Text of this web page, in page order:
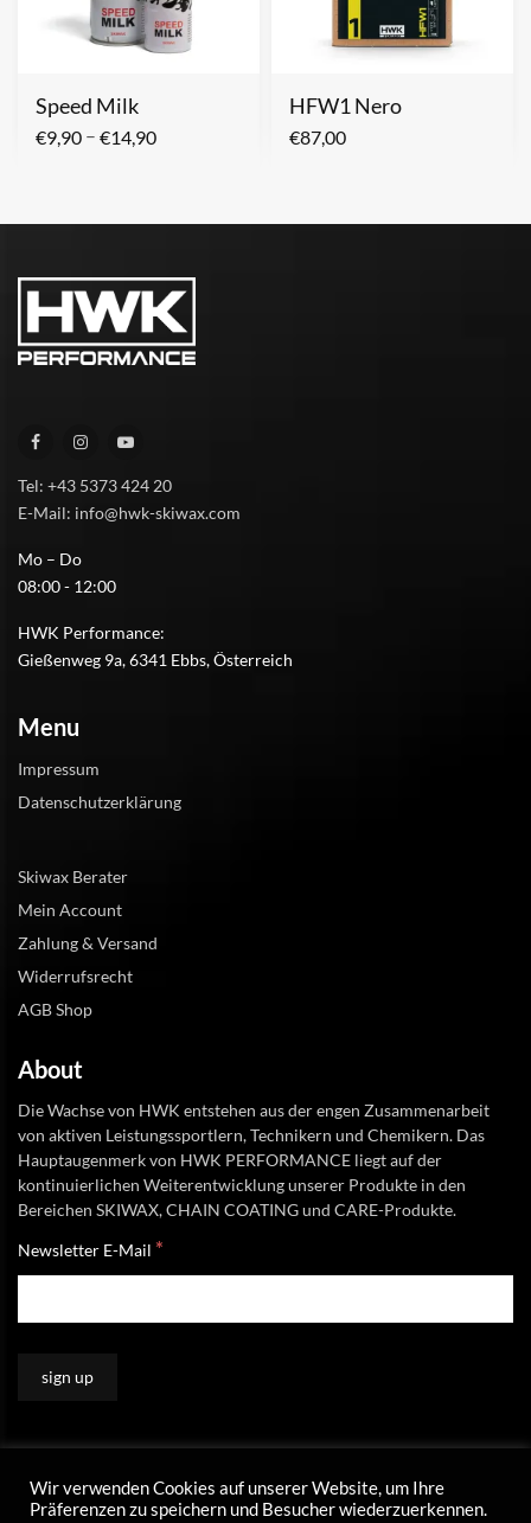
Speed Milk
€9,90 – €14,90
HFW1 Nero
€87,00
Tel: +43 5373 424 20
E-Mail: info@hwk-skiwax.com
Mo – Do
08:00 - 12:00
HWK Performance:
Gießenweg 9a, 6341 Ebbs, Österreich
Menu
Impressum
Datenschutzerklärung
Skiwax Berater
Mein Account
Zahlung & Versand
Widerrufsrecht
AGB Shop
About
Die Wachse von HWK entstehen aus der engen Zusammenarbeit
von aktiven Leistungssportlern, Technikern und Chemikern. Das
Hauptaugenmerk von HWK PERFORMANCE liegt auf der
kontinuierlichen Weiterentwicklung unserer Produkte in den
Bereichen SKIWAX, CHAIN COATING und CARE-Produkte.
Newsletter E-Mail *
Wir verwenden Cookies auf unserer Website, um Ihre
Präferenzen zu speichern und Besucher wiederzuerkennen.